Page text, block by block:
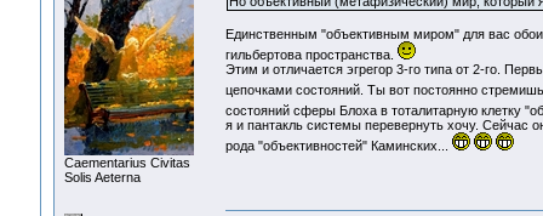
Сaementarius Civitas
Solis Aeterna
Единственным "объективным миром" для вас
гильбертова пространства.
Этим и отличается эгрегор 3-го типа от 2-го.
цепочками состояний. Ты вот постоянно
состояний сферы Блоха в тоталитарную клетку
я и пантакль системы перевернуть хочу. Сейчас
рода "объективностей" Каминских...